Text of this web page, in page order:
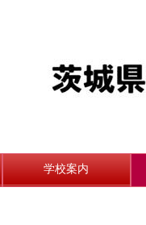
学校案内